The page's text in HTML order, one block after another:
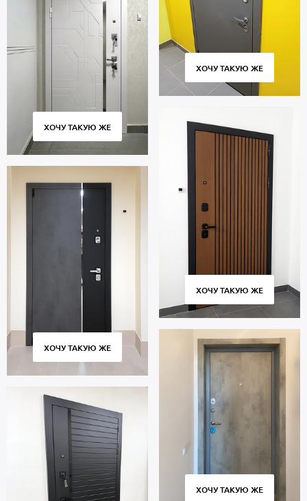
ХОЧУ ТАКУЮ ЖЕ
ХОЧУ ТАКУЮ ЖЕ
ХОЧУ ТАКУЮ ЖЕ
ХОЧУ ТАКУЮ ЖЕ
ХОЧУ ТАКУЮ ЖЕ